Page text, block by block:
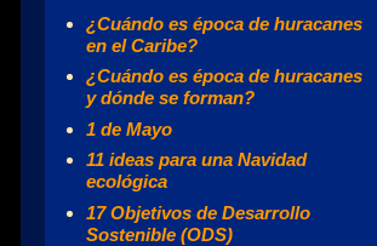
¿Cuándo es época de huracanes
en el Caribe?
¿Cuándo es época de huracanes
y dónde se forman?
1 de Mayo
11 ideas para una Navidad
ecológica
17 Objetivos de Desarrollo
Sostenible (ODS)